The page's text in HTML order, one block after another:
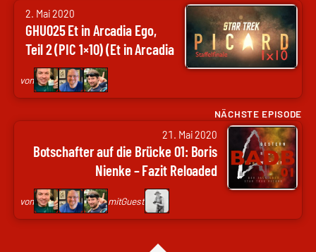
2. Mai 2020
GHU025 Et in Arcadia Ego,
Teil 2 (PIC 1×10) (Et in Arcadia
Ego, Part 2)
von
von
Arne
Ruddat
Codenaga,
Nils
Wolf
|
NÄCHSTE EPISODE
21. Mai 2020
Botschafter auf die Brücke 01: Boris
Nienke – Fazit Reloaded
von mitGuest
von
Arne
Codenaga,
Nils